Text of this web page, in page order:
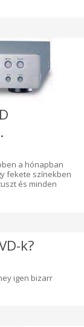
a hónapban
fekete színekben
és minden
k?
igen bizarr